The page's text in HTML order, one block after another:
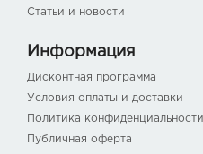
Статьи и новости
Информация
Дисконтная программа
Условия оплаты и доставки
Политика конфиденциальности
Публичная оферта